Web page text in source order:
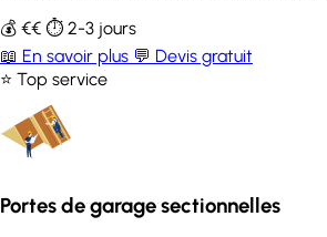
💰 €€ ⏱️ 2-3 jours
📖 En savoir plus 💬 Devis gratuit
⭐ Top service
Portes de garage sectionnelles